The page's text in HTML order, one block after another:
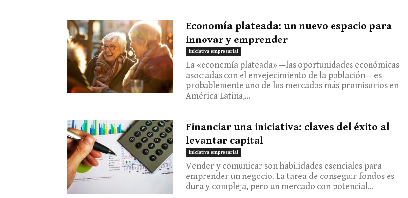
Economía plateada: un nuevo espacio para
innovar y emprender
Iniciativa empresarial
La «economía plateada» —las oportunidades económicas
asociadas con el envejecimiento de la población— es
probablemente uno de los mercados más promisorios en
América Latina,...
Financiar una iniciativa: claves del éxito al
levantar capital
Iniciativa empresarial
Vender y comunicar son habilidades esenciales para
emprender un negocio. La tarea de conseguir fondos es
dura y compleja, pero un mercado con potencial...